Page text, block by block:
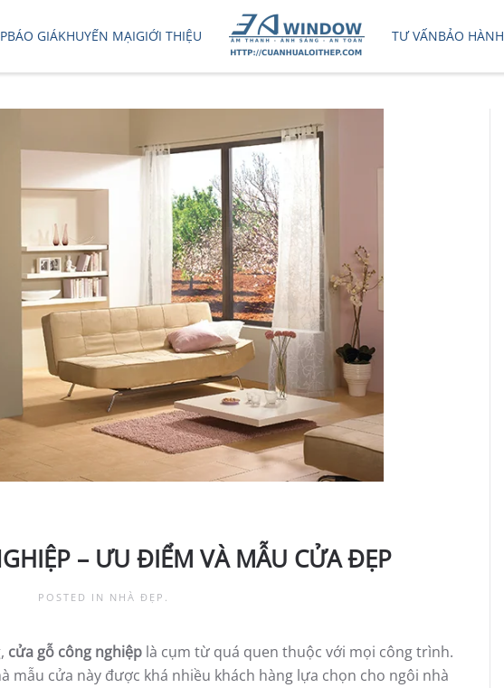
BÁO GIÁKHUYẾN MẠIGIỚI THIỆU TƯ VẤNBẢO HÀNH
– ƯU ĐIỂM VÀ MẪU CỬA ĐẸP
POSTED IN NHÀ ĐẸP .
cửa gỗ công nghiệp là cụm từ quá quen thuộc với mọi công trình.
mẫu cửa này được khá nhiều khách hàng lựa chọn cho ngôi nhà